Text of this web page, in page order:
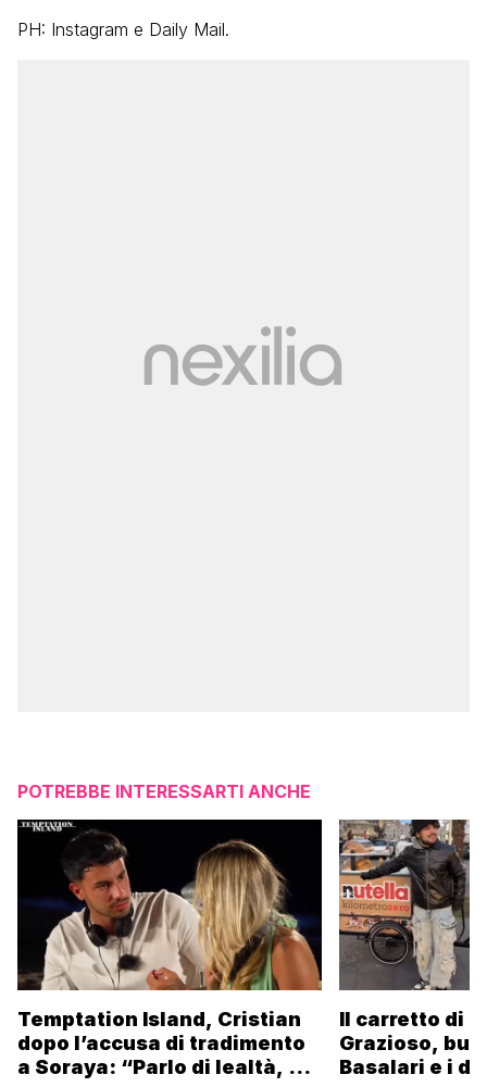
PH: Instagram e Daily Mail.
POTREBBE INTERESSARTI ANCHE
Temptation Island, Cristian
dopo l’accusa di tradimento
a Soraya: “Parlo di lealtà, ma
Il carretto di
Grazioso,
Basalari e i